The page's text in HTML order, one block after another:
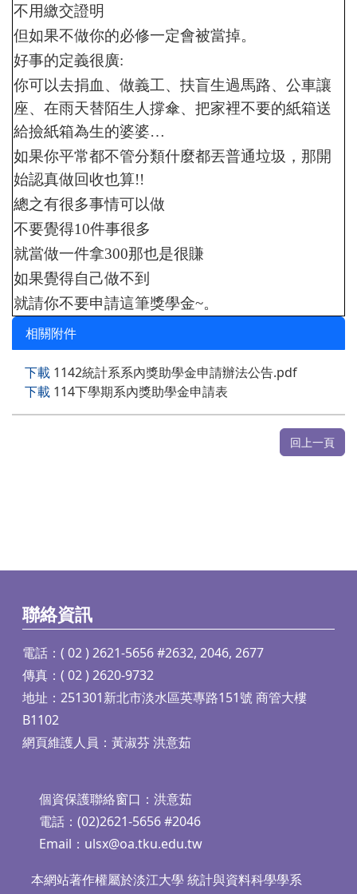
不用繳交證明
但如果不做你的必修一定會被當掉。
好事的定義很廣:
你可以去捐血、做義工、扶盲生過馬路、公車讓
座、在雨天替陌生人撐傘、把家裡不要的紙箱送
給撿紙箱為生的婆婆…
如果你平常都不管分類什麼都丟普通垃圾，那開
始認真做回收也算!!
總之有很多事情可以做
不要覺得10件事很多
就當做一件拿300那也是很賺
如果覺得自己做不到
就請你不要申請這筆獎學金~。
相關附件
下載 1142統計系系內獎助學金申請辦法公告.pdf
下載 114下學期系內獎助學金申請表
回上一頁
聯絡資訊
電話：( 02 ) 2621-5656 #2632, 2046, 2677
傳真：( 02 ) 2620-9732
地址：251301新北市淡水區英專路151號 商管大樓
B1102
網頁維護人員：黃淑芬 洪意茹
個資保護聯絡窗口：洪意茹
電話：(02)2621-5656 #2046
Email： ulsx@oa.tku.edu.tw
本網站著作權屬於淡江大學 統計與資料科學學系